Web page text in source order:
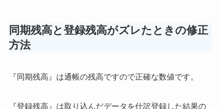
同期残高と登録残高がズレたときの修正
方法
『同期残高』は通帳の残高ですので正確な数値です。
『登録残高』は取り込んだデータを仕訳登録した結果の